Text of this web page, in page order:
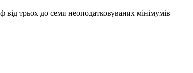
трьох до семи неоподатковуваних мінімумів